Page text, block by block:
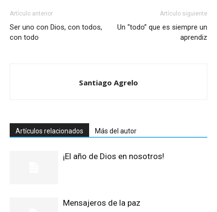
Artículo anterior
Ser uno con Dios, con todos,
con todo
Artículo siguiente
Un “todo” que es siempre un
aprendiz
Santiago Agrelo
Artículos relacionados Más del autor
¡El año de Dios en nosotros!
Mensajeros de la paz